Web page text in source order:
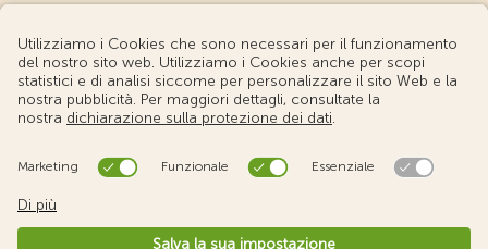
© Touring Club Svizzero
Condizioni d'uso – Informazioni giuridiche
Impostazione cookie